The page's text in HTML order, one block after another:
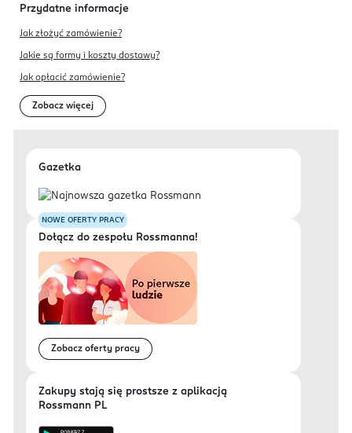
Przydatne informacje
Jak złożyć zamówienie?
Jakie są formy i koszty dostawy?
Jak opłacić zamówienie?
Zobacz więcej
Gazetka
NOWE OFERTY PRACY
Dołącz do zespołu Rossmanna!
Zobacz oferty pracy
Zakupy stają się prostsze z aplikacją
Rossmann PL